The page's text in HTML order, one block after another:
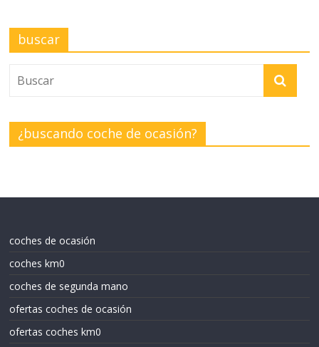
buscar
¿buscando coche de ocasión?
coches de ocasión
coches km0
coches de segunda mano
ofertas coches de ocasión
ofertas coches km0